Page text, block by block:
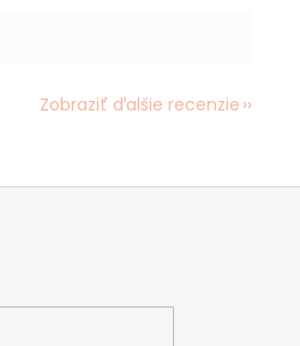
Zobraziť ďalšie recenzie